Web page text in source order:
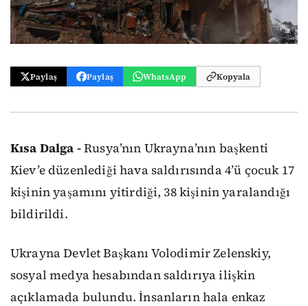
Paylaş Paylaş WhatsApp Kopyala
Kısa Dalga -Rusya’nın Ukrayna’nın başkenti
Kiev’e düzenlediği hava saldırısında 4’ü çocuk 17
kişinin yaşamını yitirdiği, 38 kişinin yaralandığı
bildirildi.
Ukrayna Devlet Başkanı Volodimir Zelenskiy,
sosyal medya hesabından saldırıya ilişkin
açıklamada bulundu. İnsanların hala enkaz